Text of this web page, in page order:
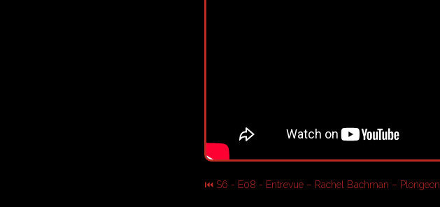
⏮ S6 - E08 - Entrevue – Rachel Bachman – Plongeon